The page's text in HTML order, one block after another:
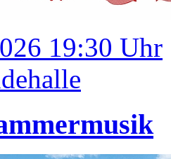
19:30 Uhr